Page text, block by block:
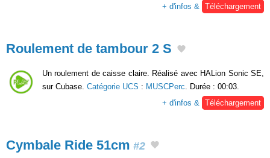
+ d'infos &
Téléchargement
Roulement de tambour 2 S
Un roulement de caisse claire. Réalisé avec HALion Sonic SE,
sur Cubase. Catégorie UCS : MUSCPerc . Durée : 00:03.
+ d'infos &
Téléchargement
Cymbale Ride 51cm #2